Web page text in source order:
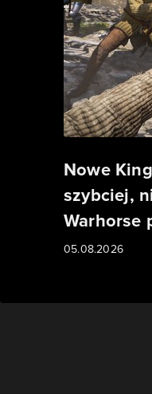
Nowe
szybciej,
Warhorse
05.08.2026